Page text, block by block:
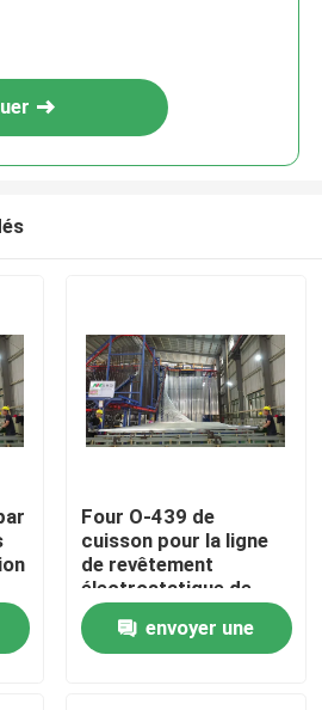
Four O-439 de
cuisson pour la ligne
de revêtement
électrostatique de
poudre et la ligne de
peinture de jet
envoyer une